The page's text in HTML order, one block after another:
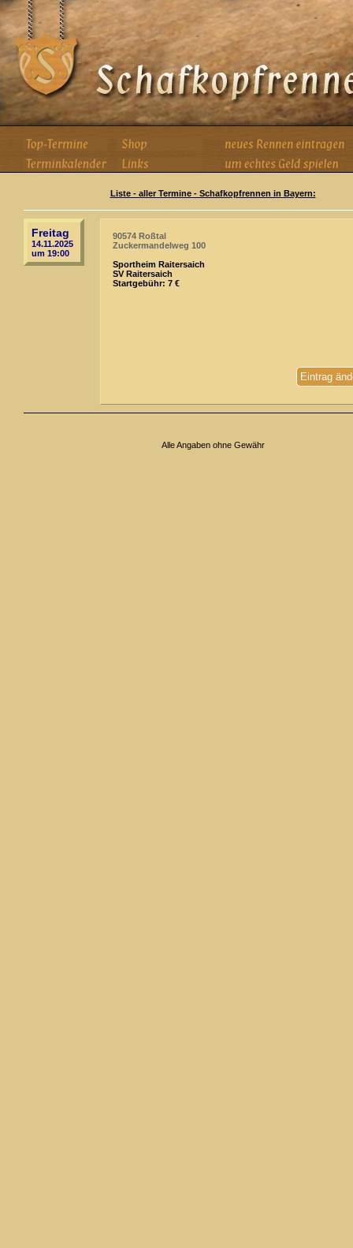
Liste - aller Termine - Schafkopfrennen in Bayern:
Freitag
14.11.2025
um 19:00
90574 Roßtal
Zuckermandelweg 100
Sportheim Raitersaich
SV Raitersaich
Startgebühr: 7 €
Eintrag
Alle Angaben ohne Gewähr